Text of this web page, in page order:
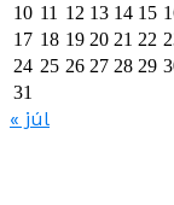
10 11 12 13 14 15
17 18 19 20 21 22
24 25 26 27 28 29
31
« júl